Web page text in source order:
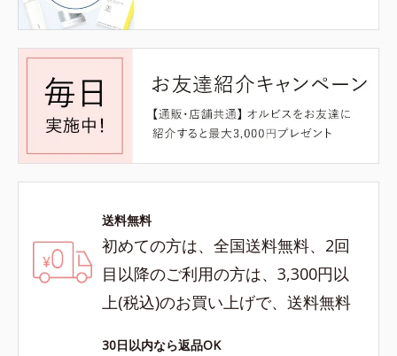
送料無料
初めての方は、全国送料無料、2回
目以降のご利用の方は、3,300円以
上(税込)のお買い上げで、送料無料
30日以内なら返品OK